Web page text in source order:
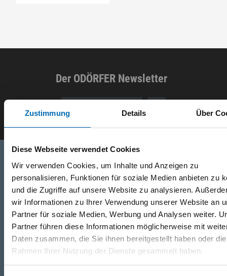
Zustimmung Details Über
Diese Webseite verwendet Cookies
Wir verwenden Cookies, um Inhalte und Anzeigen zu
personalisieren, Funktionen für soziale Medien anbieten zu
und die Zugriffe auf unsere Website zu analysieren.
wir Informationen zu Ihrer Verwendung unserer Website an
Partner für soziale Medien, Werbung und Analysen weiter.
Partner führen diese Informationen möglicherweise mit
Daten zusammen, die Sie ihnen bereitgestellt haben oder
Rahmen Ihrer Nutzung der Dienste gesammelt haben.
Der ODÖRFER Newsletter
Telefon
0316/2771-0(Mo - Do: 07:30 - 17:00 Uhr Fr: 07:30 - 13:00 Uhr)
WhatsApp
+43 (0)676 827 755 55